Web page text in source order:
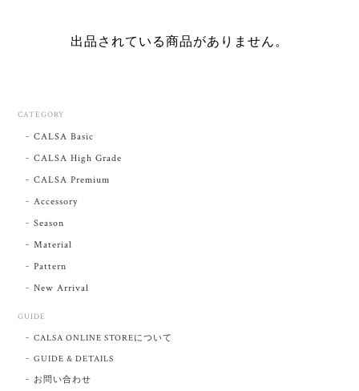
出品されている商品がありません。
CATEGORY
CALSA Basic
CALSA High Grade
CALSA Premium
Accessory
Season
Material
Pattern
New Arrival
GUIDE
CALSA ONLINE STOREについて
GUIDE & DETAILS
お問い合わせ